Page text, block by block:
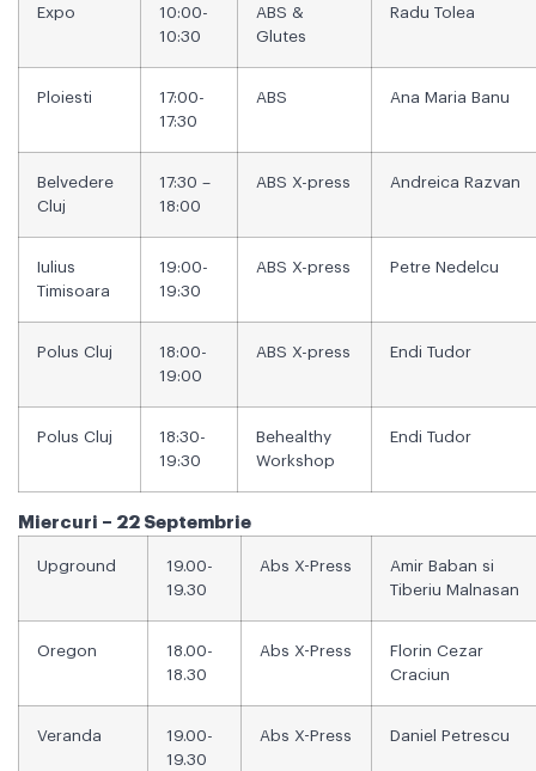
Expo
10:00-
10:30
ABS &
Glutes
Radu Tolea
Ploiesti
17:00-
17:30
ABS Ana Maria Banu
Belvedere
Cluj
17:30 –
18:00
ABS X-press Andreica Razvan
Iulius
Timisoara
19:00-
19:30
ABS X-press Petre Nedelcu
Polus Cluj
18:00-
19:00
ABS X-press Endi Tudor
Polus Cluj
18:30-
19:30
Behealthy
Workshop
Endi Tudor
Miercuri – 22 Septembrie
Upground
19.00-
19.30
Abs X-Press
Amir Baban si
Tiberiu Malnasan
Oregon
18.00-
18.30
Abs X-Press
Florin Cezar
Craciun
Veranda
19.00-
19.30
Abs X-Press Daniel Petrescu